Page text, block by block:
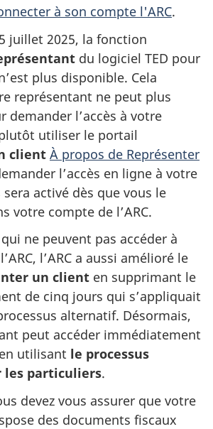
à son compte l'ARC.
juillet 2025, la fonction
du logiciel TED pour
plus disponible. Cela
représentant ne peut plus
demander l’accès à votre
utiliser le portail
client À propos de Représenter
l’accès en ligne à votre
sera activé dès que vous le
votre compte de l’ARC.
ne peuvent pas accéder à
l’ARC a aussi amélioré le
un client en supprimant le
de cinq jours qui s’appliquait
alternatif. Désormais,
peut accéder immédiatement
utilisant le processus
particuliers.
devez vous assurer que votre
des documents fiscaux